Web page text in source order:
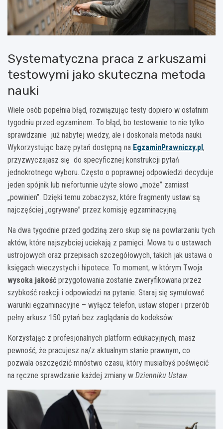
Systematyczna praca z arkuszami
testowymi jako skuteczna metoda
nauki
Wiele osób popełnia błąd, rozwiązując testy dopiero w ostatnim
tygodniu przed egzaminem. To błąd, bo testowanie to nie tylko
sprawdzanie już nabytej wiedzy, ale i doskonała metoda nauki.
Wykorzystując bazę pytań dostępną na EgzaminPrawniczy.pl ,
przyzwyczajasz się do specyficznej konstrukcji pytań
jednokrotnego wyboru. Często o poprawnej odpowiedzi decyduje
jeden spójnik lub niefortunnie użyte słowo „może” zamiast
„powinien”. Dzięki temu zobaczysz, które fragmenty ustaw są
najczęściej „ogrywane” przez komisję egzaminacyjną.
Na dwa tygodnie przed godziną zero skup się na powtarzaniu tych
aktów, które najszybciej uciekają z pamięci. Mowa tu o ustawach
ustrojowych oraz przepisach szczegółowych, takich jak ustawa o
księgach wieczystych i hipotece. To moment, w którym Twoja
wysoka jakość przygotowania zostanie zweryfikowana przez
szybkość reakcji i odpowiedzi na pytanie. Staraj się symulować
warunki egzaminacyjne – wyłącz telefon, ustaw stoper i przerób
pełny arkusz 150 pytań bez zaglądania do kodeksów.
Korzystając z profesjonalnych platform edukacyjnych, masz
pewność, że pracujesz na/z aktualnym stanie prawnym, co
pozwala oszczędzić mnóstwo czasu, który musiałbyś poświęcić
na ręczne sprawdzanie każdej zmiany w Dzienniku Ustaw.